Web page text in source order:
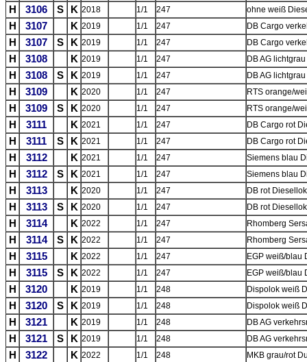
H 3106 S K 2018 1/1 247 ohne weiß
H 3107 K 2019 1/1 247 DB Cargo
H 3107 S K 2019 1/1 247 DB Cargo
H 3108 K 2019 1/1 247 DB AG
H 3108 S K 2019 1/1 247 DB AG
H 3109 K 2020 1/1 247 RTS orange/
H 3109 S K 2020 1/1 247 RTS orange/
H 3111 K 2021 1/1 247 DB Cargo rot
H 3111 S K 2021 1/1 247 DB Cargo rot
H 3112 K 2021 1/1 247 Siemens blau
H 3112 S K 2021 1/1 247 Siemens blau
H 3113 K 2020 1/1 247 DB rot
H 3113 S K 2020 1/1 247 DB rot
H 3114 K 2022 1/1 247 Rhomberg
H 3114 S K 2022 1/1 247 Rhomberg
H 3115 K 2022 1/1 247 EGP weiß/blau
H 3115 S K 2022 1/1 247 EGP weiß/blau
H 3120 K 2019 1/1 248 Dispolok weiß
H 3120 S K 2019 1/1 248 Dispolok weiß
H 3121 K 2019 1/1 248 DB AG
H 3121 S K 2019 1/1 248 DB AG
H 3122 K 2022 1/1 248 MKB grau/rot